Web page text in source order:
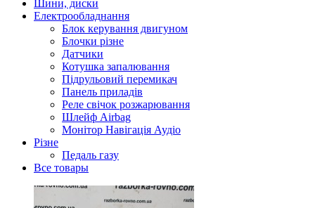
Шини, диски
Електрообладнання
Блок керування двигуном
Блочки різне
Датчики
Котушка запалювання
Підрульовий перемикач
Панель приладів
Реле свічок розжарювання
Шлейф Airbag
Монітор Навігація Аудіо
Різне
Педаль газу
Все товары